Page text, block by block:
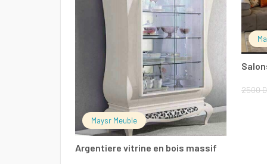
Maysr Meuble
Argentiere vitrine en bois massif
2500